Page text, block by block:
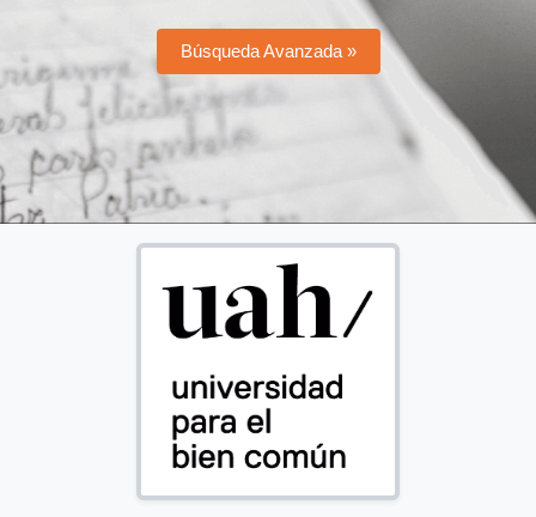
Búsqueda Avanzada »